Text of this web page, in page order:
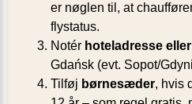
er nøglen til, at
flystatus.
Notér hoteladresse
Gdańsk (evt. Sopot/
Tilføj børnesæder, hvis